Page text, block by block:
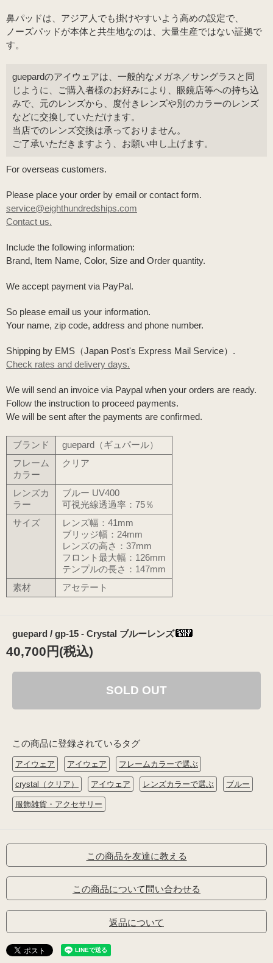
鼻パッドは、アジア人でも掛けやすいよう高めの設定で、
ノーズパッドが本体と共生地なのは、大量生産ではない証拠で
す。
guepardのアイウェアは、一般的なメガネ／サングラスと同
じように、ご購入者様のお好みにより、眼鏡店等への持ち込
みで、元のレンズから、度付きレンズや別のカラーのレンズ
などに交換していただけます。
当店でのレンズ交換は承っておりません。
ご了承いただきますよう、お願い申し上げます。
For overseas customers.
Please place your order by email or contact form.
service@eighthundredships.com
Contact us.
Include the following information:
Brand, Item Name, Color, Size and Order quantity.
We accept payment via PayPal.
So please email us your information.
Your name, zip code, address and phone number.
Shipping by EMS（Japan Post's Express Mail Service）.
Check rates and delivery days.
We will send an invoice via Paypal when your orders are ready.
Follow the instruction to proceed payments.
We will be sent after the payments are confirmed.
ブランド
guepard（ギュパール）
フレーム
カラー
クリア
レンズカ
ラー
ブルー UV400
可視光線透過率：75％
サイズ
レンズ幅：41mm
ブリッジ幅：24mm
レンズの高さ：37mm
フロント最大幅：126mm
テンプルの長さ：147mm
素材
アセテート
guepard / gp-15 - Crystal ブルーレンズ
40,700円(税込)
SOLD OUT
この商品に登録されているタグ
アイウェア アイウェア フレームカラーで選ぶ
crystal（クリア） アイウェア レンズカラーで選ぶ ブルー
服飾雑貨・アクセサリー
この商品を友達に教える
この商品について問い合わせる
返品について